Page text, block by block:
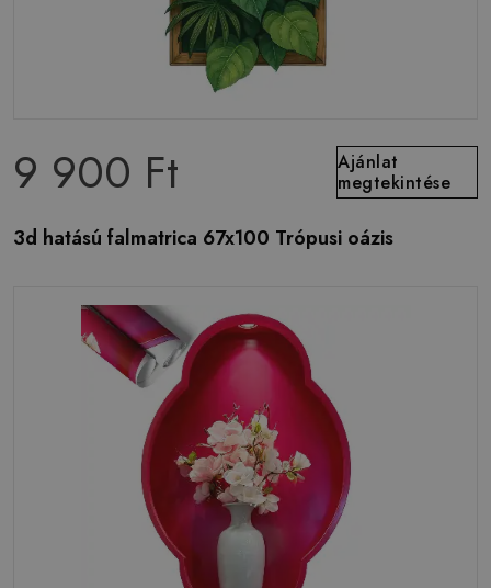
9 900 Ft
Ajánlat
megtekintése
3d hatású falmatrica 67x100 Trópusi oázis